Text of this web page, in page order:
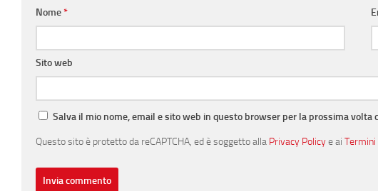
Nome*
Sito web
Salva il mio nome, email e sito web in questo browser per la prossima volta
Questo sito è protetto da reCAPTCHA, ed è soggetto alla Privacy Policye ai Termini